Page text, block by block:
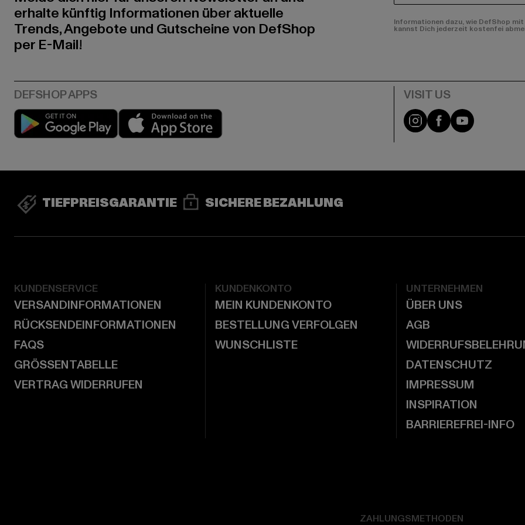
erhalte künftig Informationen über aktuelle
Trends, Angebote und Gutscheine von DefShop
per E-Mail!
Informationen dazu, wie DefShop
kannst Dich jederzeit kostenfei
Play market Visit our Instagram
Visit ourVisit our
TIEFPREISGARANTIE SICHERE BEZAHLUNG
KUNDENSERVICE
VERSANDINFORMATIONEN
RÜCKSENDEINFORMATIONEN
FAQS
GRÖSSENTABELLE
VERTRAG WIDERRUFEN
KUNDENKONTO
MEIN KUNDENKONTO
BESTELLUNG VERFOLGEN
WUNSCHLISTE
UNTERNEHMEN
ÜBER UNS
AGB
DATENSCHUTZ
IMPRESSUM
INSPIRATION
BARRIEREFREI-INFO
ZAHLUNGSMETHODEN